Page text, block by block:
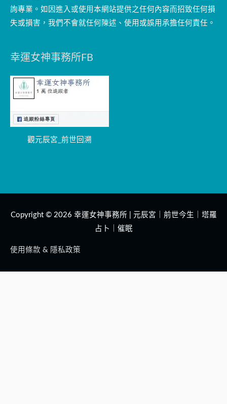
詢專業。如因進入或使用本網站提供之任何內容而招致任何損
失或損害，我們不會就任何陳述、使用或誤用承擔任何責任。
幸運女神事務所FB
觀元辰宮_前世回溯
Copyright © 2026 幸運女神事務所 | 元辰宮｜前世今生｜塔羅
占卜｜催眠
使用條款 & 隱私政策